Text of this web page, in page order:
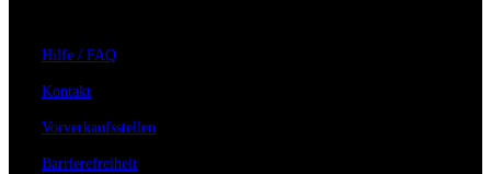
Hilfe / FAQ
Kontakt
Vorverkaufsstellen
Barrierefreiheit